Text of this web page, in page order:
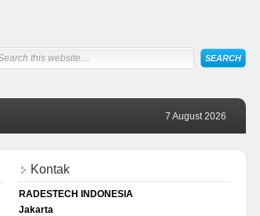
7 August 2026
Kontak
RADESTECH INDONESIA
Jakarta